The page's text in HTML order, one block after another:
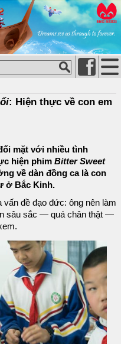
: Hiện thực về con em
mặt với nhiều tình
hiện phim Bitter Sweet
về dàn đồng ca là con
ở Bắc Kinh.
vấn đề đạo đức: ông nên làm
sâu sắc — quá chân thật —